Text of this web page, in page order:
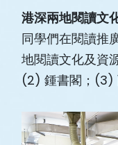
港深兩地閱讀文
同學們在閱讀推
地閱讀文化及資
(2) 鍾書閣；(3)